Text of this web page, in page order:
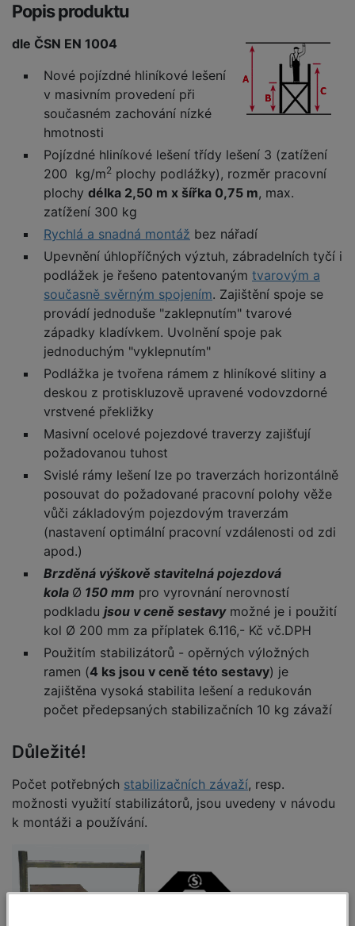
Popis produktu
dle ČSN EN 1004
Nové pojízdné hliníkové lešení
v masivním provedení při
současném zachování nízké
hmotnosti
Pojízdné hliníkové lešení třídy lešení 3 (zatížení
200 kg/m2 plochy podlážky), rozměr pracovní
plochy délka 2,50 m x šířka 0,75 m, max.
zatížení 300 kg
Rychlá a snadná montáž bez nářadí
Upevnění úhlopříčných výztuh, zábradelních tyčí i
podlážek je řešeno patentovaným tvarovým a
současně svěrným spojením. Zajištění spoje se
provádí jednoduše "zaklepnutím" tvarové
západky kladívkem. Uvolnění spoje pak
jednoduchým "vyklepnutím"
Podlážka je tvořena rámem z hliníkové slitiny a
deskou z protiskluzově upravené vodovzdorné
vrstvené překližky
Masivní ocelové pojezdové traverzy zajišťují
požadovanou tuhost
Svislé rámy lešení lze po traverzách horizontálně
posouvat do požadované pracovní polohy věže
vůči základovým pojezdovým traverzám
(nastavení optimální pracovní vzdálenosti od zdi
apod.)
Brzděná výškově stavitelná pojezdová
kola Ø 150 mm pro vyrovnání nerovností
podkladu jsou v ceně sestavymožné je i použití
kol Ø 200 mm za příplatek 6.116,- Kč vč.DPH
Použitím stabilizátorů - opěrných výložných
ramen (4 ks jsou v ceně této sestavy) je
zajištěna vysoká stabilita lešení a redukován
počet předepsaných stabilizačních 10 kg závaží
Důležité!
Počet potřebných stabilizačních závaží, resp.
možnosti využití stabilizátorů, jsou uvedeny v návodu
k montáži a používání.